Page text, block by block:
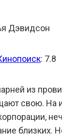
: 7.8
из
свою. На
близких.